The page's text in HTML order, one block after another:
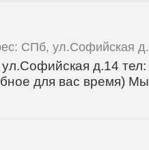
СПб, ул.Софийская
д.14 тел:
для вас время)